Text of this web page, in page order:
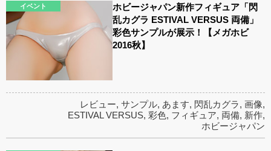
イベント
ホビージャパン新作フィギュア「閃
乱カグラ ESTIVAL VERSUS 両備」
彩色サンプルが展示！【メガホビ
2016秋】
レビュー, サンプル, あます, 閃乱カグラ, 画像,
ESTIVAL VERSUS, 彩色, フィギュア, 両備, 新作,
ホビージャパン